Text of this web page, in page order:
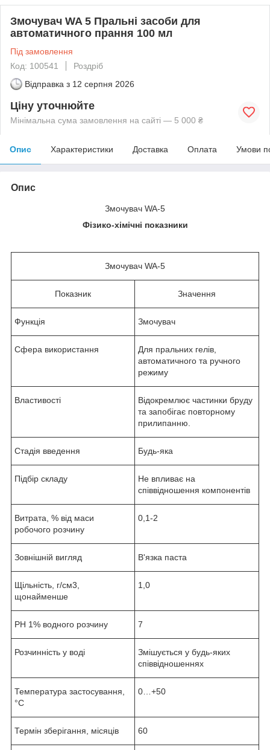
Змочувач WA 5 Пральні засоби для
автоматичного прання 100 мл
Під замовлення
Код: 100541
Роздріб
Відправка з 12 серпня 2026
Ціну уточнюйте
Мінімальна сума замовлення на сайті — 5 000 ₴
Опис Характеристики Доставка Оплата Умови
Опис
Змочувач WA-5
Фізико-хімічні показники
Змочувач WA-5
Показник Значення
Функція Змочувач
Сфера використання
Для пральних гелів,
автоматичного та ручного
режиму
Властивості
Відокремлює частинки бруду
та запобігає повторному
прилипанню.
Стадія введення Будь-яка
Підбір складу
Не впливає на
співвідношення компонентів
Витрата, % від маси
робочого розчину
0,1-2
Зовнішній вигляд В'язка паста
Щільність, г/см3,
щонайменше
1,0
РН 1% водного розчину 7
Розчинність у воді
Змішується у будь-яких
співвідношеннях
Температура застосування,
°С
0…+50
Термін зберігання, місяців 60